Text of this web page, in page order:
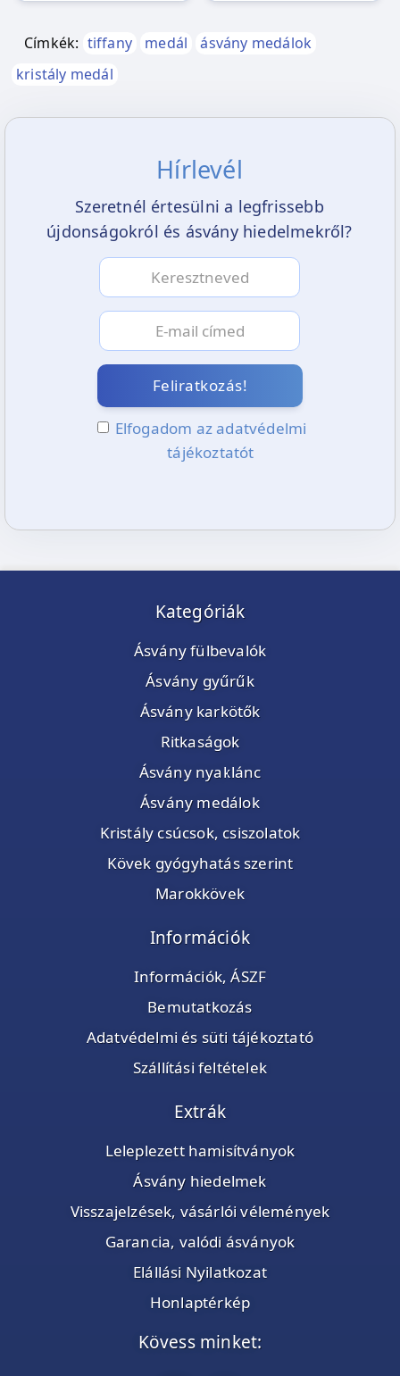
Címkék: tiffany medál
ásvány medálok
kristály medál
Hírlevél
Szeretnél értesülni a legfrissebb
újdonságokról és ásvány hiedelmekről?
Feliratkozás!
Elfogadom az adatvédelmi
tájékoztatót
Kategóriák
Ásvány fülbevalók
Ásvány gyűrűk
Ásvány karkötők
Ritkaságok
Ásvány nyaklánc
Ásvány medálok
Kristály csúcsok, csiszolatok
Kövek gyógyhatás szerint
Marokkövek
Információk
Információk, ÁSZF
Bemutatkozás
Adatvédelmi és süti tájékoztató
Szállítási feltételek
Extrák
Leleplezett hamisítványok
Ásvány hiedelmek
Visszajelzések, vásárlói vélemények
Garancia, valódi ásványok
Elállási Nyilatkozat
Honlaptérkép
Kövess minket: